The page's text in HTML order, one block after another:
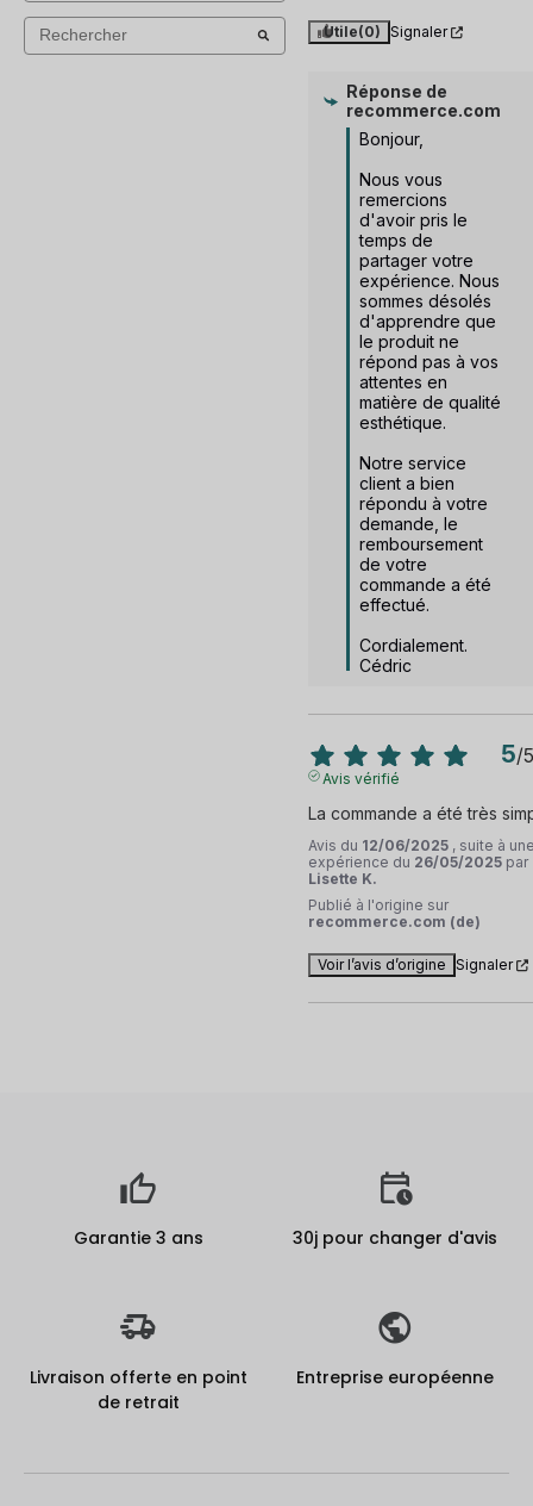
Utile(0) Signaler
Réponse de
recommerce.com
Bonjour,
Nous vous
remercions
d'avoir pris le
temps de
partager votre
expérience. Nous
sommes désolés
d'apprendre que
le produit ne
répond pas à vos
attentes en
matière de qualité
esthétique.
Notre service
client a bien
répondu à votre
demande, le
remboursement
de votre
commande a été
effectué.
Cordialement.
Cédric
5/5
Avis vérifié
La commande a été très
Avis du 12/06/2025 , suite à
expérience du 26/05/2025 par
Lisette K.
Publié à l'origine sur
recommerce.com (de)
Voir l’avis d’origine Signaler
Garantie 3 ans 30j pour changer d'avis
Livraison offerte en point
de retrait
Entreprise européenne